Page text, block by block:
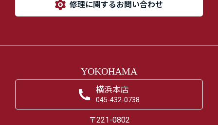
修理に関するお問い合わせ
YOKOHAMA
横浜本店
045-432-0738
〒221-0802